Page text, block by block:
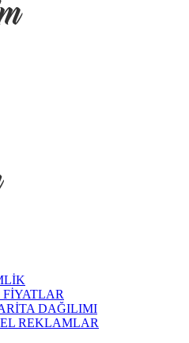
DAĞILIMI
REKLAMLAR